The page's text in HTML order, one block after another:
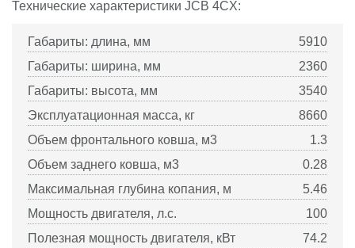
Технические характеристики JCB 4CX:
Габариты: длина, мм
5910
Габариты: ширина, мм
2360
Габариты: высота, мм
3540
Эксплуатационная масса, кг
8660
Объем фронтального ковша, м3
1.3
Объем заднего ковша, м3
0.28
Максимальная глубина копания, м
5.46
Мощность двигателя, л.с.
100
Полезная мощность двигателя, кВт
74.2